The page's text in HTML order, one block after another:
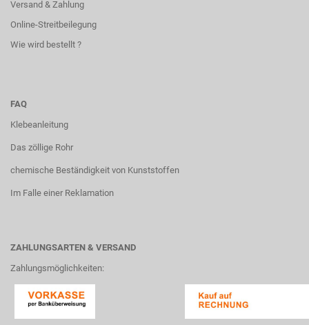
Versand & Zahlung
Online-Streitbeilegung
Wie wird bestellt ?
FAQ
Klebeanleitung
Das zöllige Rohr
chemische Beständigkeit von Kunststoffen
Im Falle einer Reklamation
ZAHLUNGSARTEN & VERSAND
Zahlungsmöglichkeiten: